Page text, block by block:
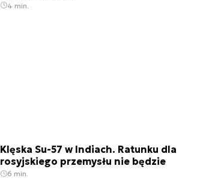
4 min.
Klęska Su-57 w Indiach. Ratunku dla
rosyjskiego przemysłu nie będzie
6 min.